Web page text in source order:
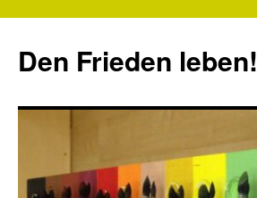
springen
Den Frieden leben!